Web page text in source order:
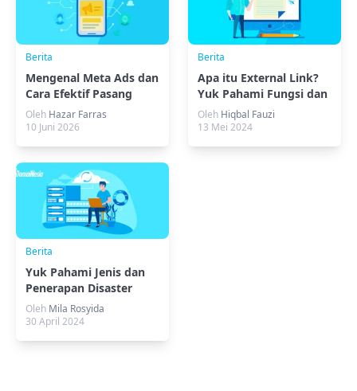
Berita
Mengenal Meta Ads dan
Cara Efektif Pasang
Iklan Online
Oleh Hazar Farras
10 Juni 2026
Berita
Apa itu External Link?
Yuk Pahami Fungsi dan
Penerapannya
Oleh Hiqbal Fauzi
13 Mei 2024
Berita
Yuk Pahami Jenis dan
Penerapan Disaster
Recovery!
Oleh Mila Rosyida
30 April 2024